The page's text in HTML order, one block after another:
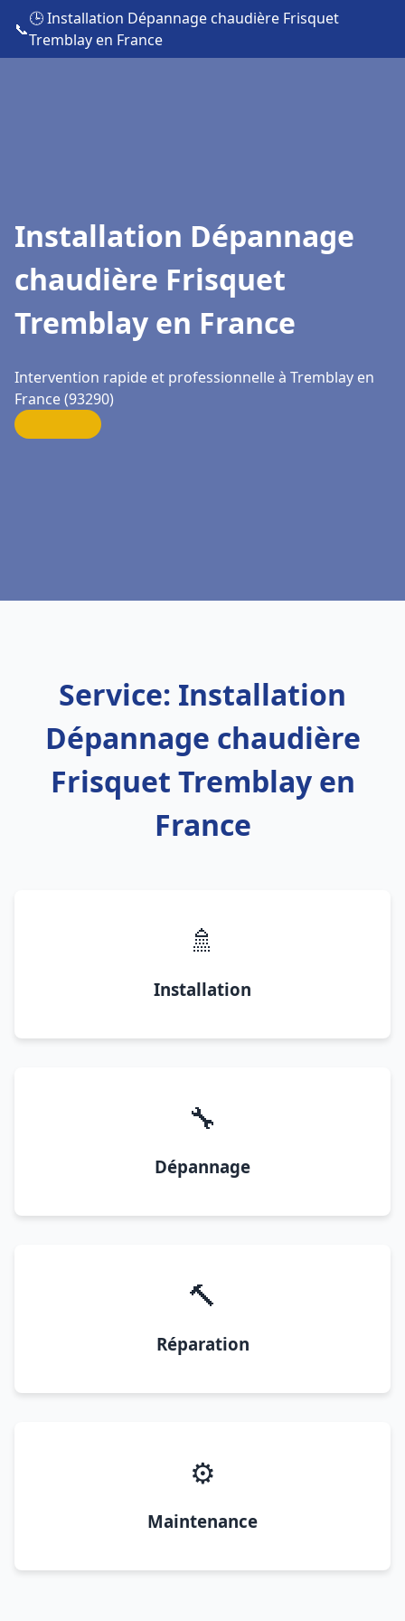
📞
🕒 Installation Dépannage chaudière Frisquet
Tremblay en France
Installation Dépannage
chaudière Frisquet
Tremblay en France
Intervention rapide et professionnelle à Tremblay en
France (93290)
Service: Installation
Dépannage chaudière
Frisquet Tremblay en
France
🚿
Installation
🔧
Dépannage
🔨
Réparation
⚙️
Maintenance